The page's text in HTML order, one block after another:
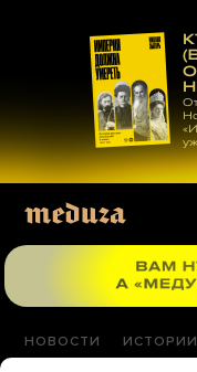
материалам
НОВОСТИ ИСТОРИИ